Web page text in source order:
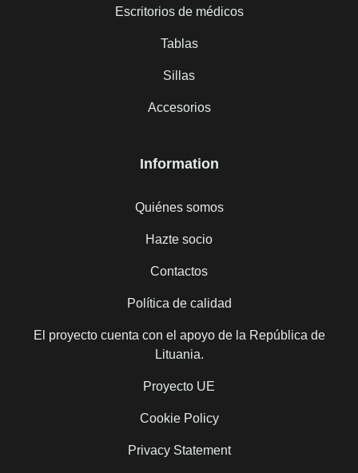
Escritorios de médicos
Tablas
Sillas
Accesorios
Information
Quiénes somos
Hazte socio
Contactos
Política de calidad
El proyecto cuenta con el apoyo de la República de
Lituania.
Proyecto UE
Cookie Policy
Privacy Statement